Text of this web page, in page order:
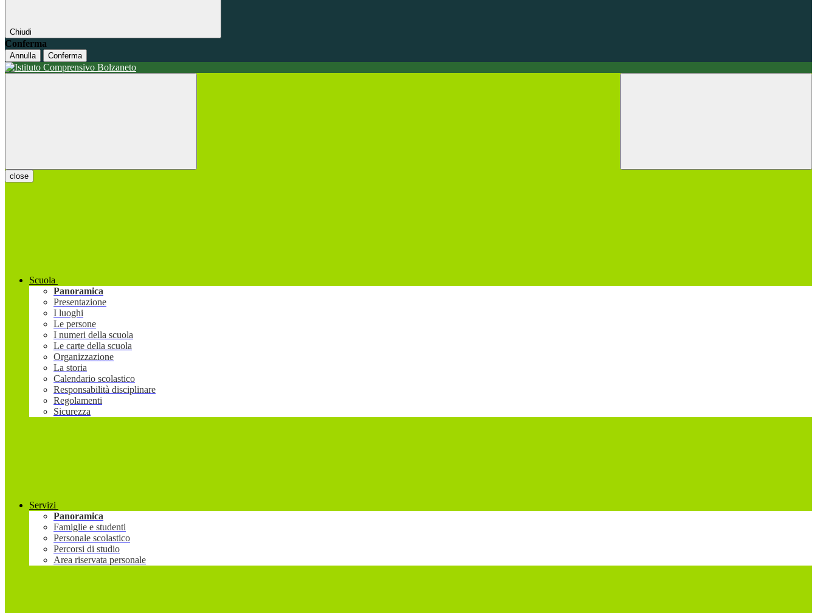
Chiudi
Conferma
Annulla Conferma
close
Scuola
Panoramica
Presentazione
I luoghi
Le persone
I numeri della scuola
Le carte della scuola
Organizzazione
La storia
Calendario scolastico
Responsabilità disciplinare
Regolamenti
Sicurezza
Servizi
Panoramica
Famiglie e studenti
Personale scolastico
Percorsi di studio
Area riservata personale